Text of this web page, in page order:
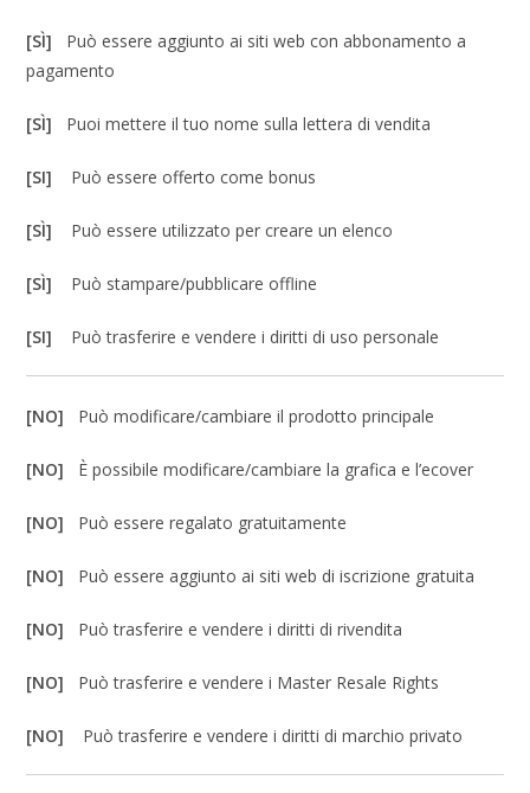
[SÌ] Può essere aggiunto ai siti web con abbonamento a
pagamento
[SÌ] Puoi mettere il tuo nome sulla lettera di vendita
[SI] Può essere offerto come bonus
[SÌ] Può essere utilizzato per creare un elenco
[SÌ] Può stampare/pubblicare offline
[SI] Può trasferire e vendere i diritti di uso personale
[NO] Può modificare/cambiare il prodotto principale
[NO] È possibile modificare/cambiare la grafica e l’ecover
[NO] Può essere regalato gratuitamente
[NO] Può essere aggiunto ai siti web di iscrizione gratuita
[NO] Può trasferire e vendere i diritti di rivendita
[NO] Può trasferire e vendere i Master Resale Rights
[NO] Può trasferire e vendere i diritti di marchio privato